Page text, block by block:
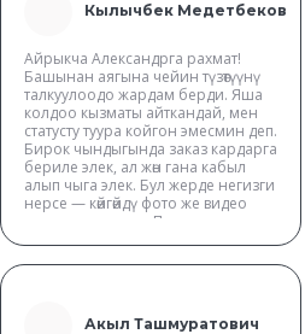
Айрыкча Александрга рахмат!
Башынан аягына чейин түзөтүүнү
талкуулоодо жардам берди. Яша
колдоо кызматы айткандай, мен
статусту туура койгон эмесмин деп.
Бирок чындыгында заказ кардарга
бериле элек, ал жөн гана кабыл
алып чыга элек. Бул жерде негизги
нерсе — көйгөйдү фото же видео
менен тастыктоо. Паркка рахмат,
Кылычбек Медетбеков
Акыл Ташмуратович